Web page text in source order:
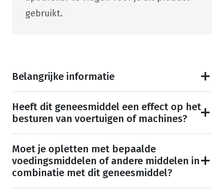
gebruikt.
Belangrijke informatie
Heeft dit geneesmiddel een effect op het
besturen van voertuigen of machines?
Moet je opletten met bepaalde
voedingsmiddelen of andere middelen in
combinatie met dit geneesmiddel?